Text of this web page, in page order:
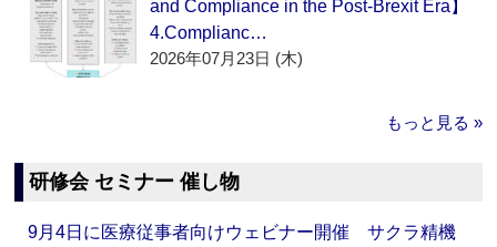
and Compliance in the Post-Brexit Era】
4.Complianc…
2026年07月23日 (木)
もっと見る »
研修会 セミナー 催し物
9月4日に医療従事者向けウェビナー開催 サクラ精機